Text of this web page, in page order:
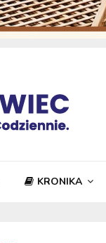
KRONIKA